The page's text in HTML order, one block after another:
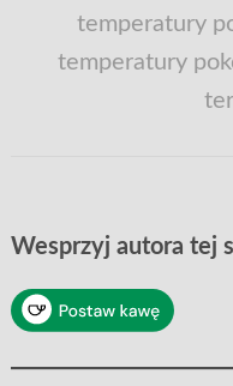
temperatury
temperatury
Wesprzyj autora tej